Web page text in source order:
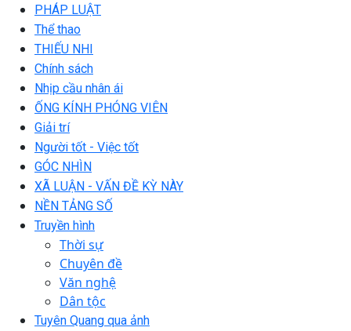
PHÁP LUẬT
Thể thao
THIẾU NHI
Chính sách
Nhịp cầu nhân ái
ỐNG KÍNH PHÓNG VIÊN
Giải trí
Người tốt - Việc tốt
GÓC NHÌN
XÃ LUẬN - VẤN ĐỀ KỲ NÀY
NỀN TẢNG SỐ
Truyền hình
Thời sự
Chuyên đề
Văn nghệ
Dân tộc
Tuyên Quang qua ảnh